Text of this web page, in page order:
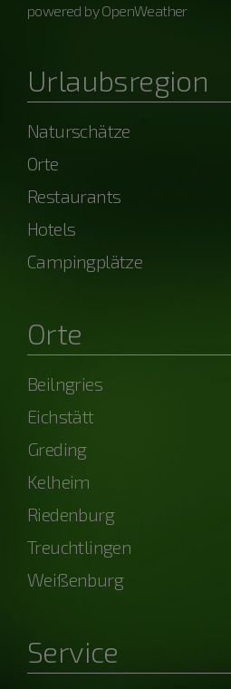
powered by OpenWeather
Urlaubsregion
Naturschätze
Orte
Restaurants
Hotels
Campingplätze
Orte
Beilngries
Eichstätt
Greding
Kelheim
Riedenburg
Treuchtlingen
Weißenburg
Service